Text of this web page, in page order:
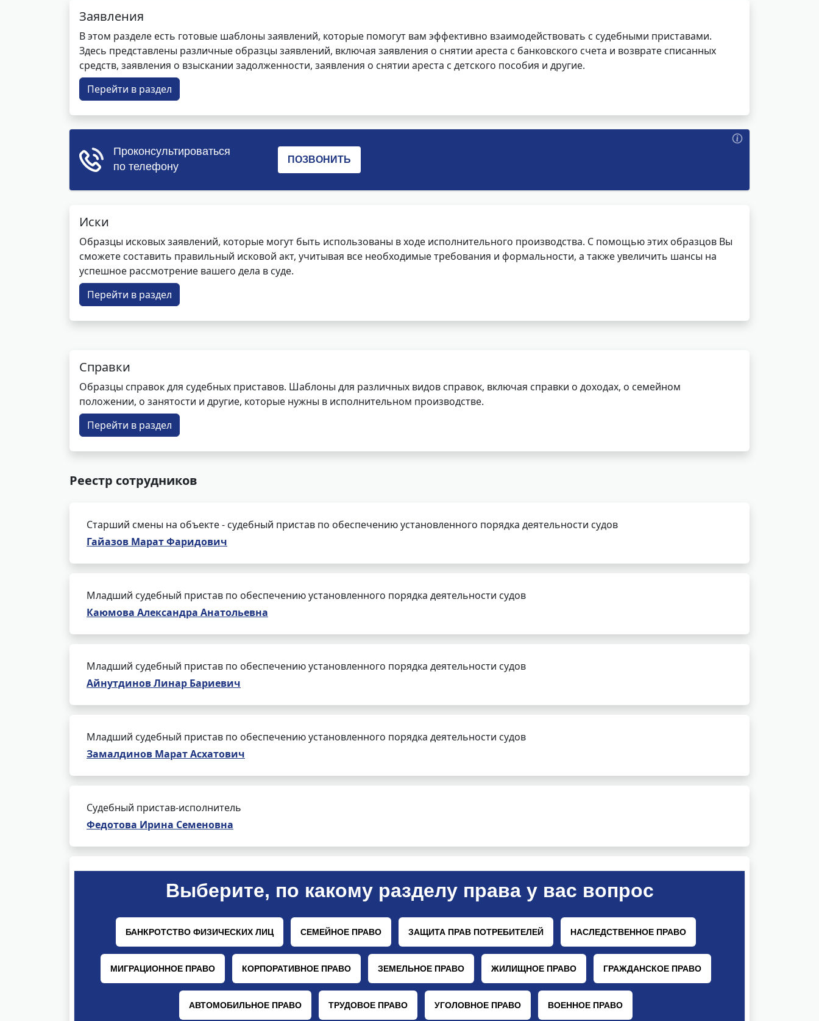
Заявления
В этом разделе есть готовые шаблоны заявлений, которые помогут вам эффективно взаимодействовать с судебными приставами.
Здесь представлены различные образцы заявлений, включая заявления о снятии ареста с банковского счета и возврате списанных
средств, заявления о взыскании задолженности, заявления о снятии ареста с детского пособия и другие.
Перейти в раздел
Иски
Образцы исковых заявлений, которые могут быть использованы в ходе исполнительного производства. С помощью этих образцов Вы
сможете составить правильный исковой акт, учитывая все необходимые требования и формальности, а также увеличить шансы на
успешное рассмотрение вашего дела в суде.
Перейти в раздел
Справки
Образцы справок для судебных приставов. Шаблоны для различных видов справок, включая справки о доходах, о семейном
положении, о занятости и другие, которые нужны в исполнительном производстве.
Перейти в раздел
Реестр сотрудников
Старший смены на объекте - судебный пристав по обеспечению установленного порядка деятельности судов
Гайазов Марат Фаридович
Младший судебный пристав по обеспечению установленного порядка деятельности судов
Каюмова Александра Анатольевна
Младший судебный пристав по обеспечению установленного порядка деятельности судов
Айнутдинов Линар Бариевич
Младший судебный пристав по обеспечению установленного порядка деятельности судов
Замалдинов Марат Асхатович
Судебный пристав-исполнитель
Федотова Ирина Семеновна